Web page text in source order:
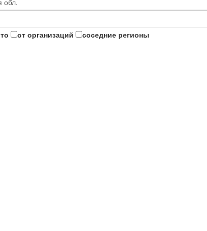
от организаций соседние регионы